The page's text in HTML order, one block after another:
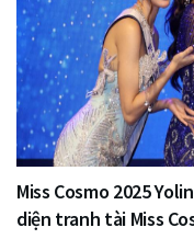
Miss Cosmo 2025
diện tranh tài Miss